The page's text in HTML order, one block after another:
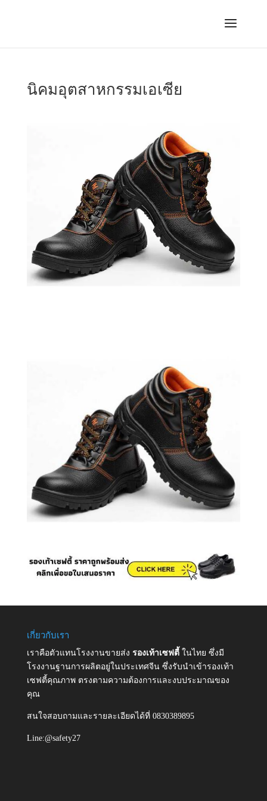
นิคมอุตสาหกรรมเอเซีย
เกี่ยวกับเรา
เราคือตัวแทนโรงงานขายส่ง รองเท้าเซฟตี้ ในไทย ซึ่งมี
โรงงานฐานการผลิตอยู่ในประเทศจีน ซึ่งรับนำเข้ารองเท้า
เซฟตี้คุณภาพ ตรงตามความต้องการและงบประมาณของ
คุณ
สนใจสอบถามและรายละเอียดได้ที่ 0830389895
Line:@safety27